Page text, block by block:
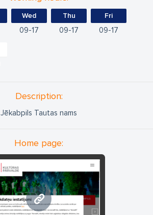
Wed
09 17
Thu
09 17
Fri
09 17
Description:
Jēkabpils Tautas nams
Home page:
www.jkp.lv